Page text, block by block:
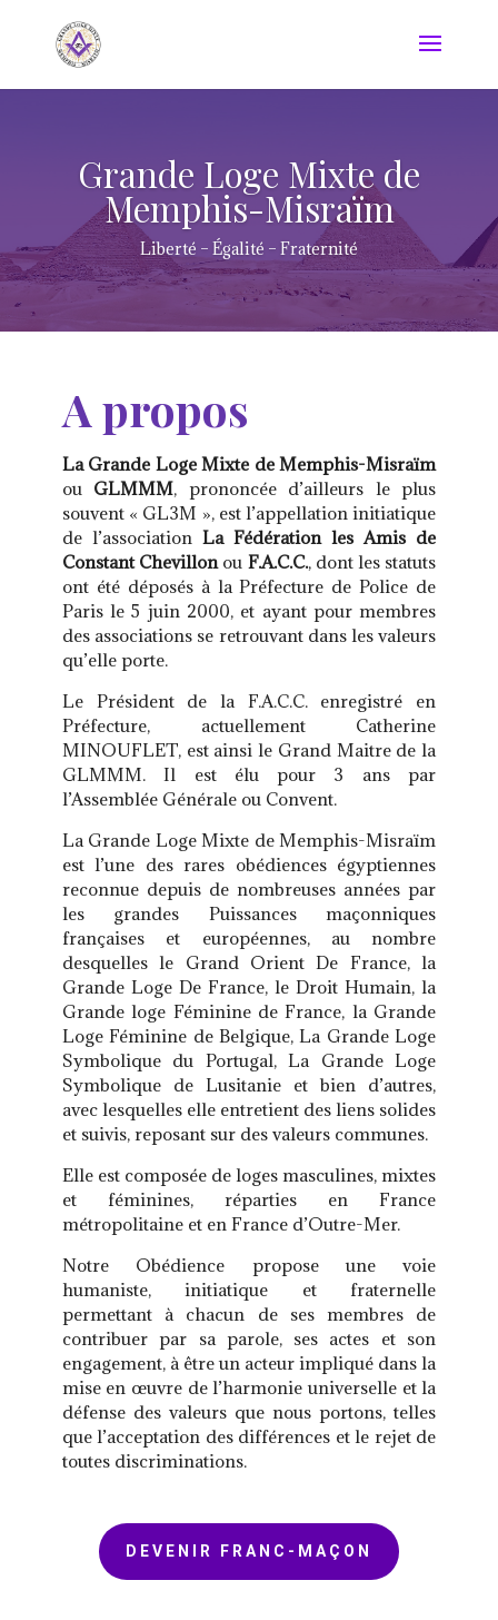
Grande Loge Mixte de
Memphis-Misraïm
Liberté – Égalité – Fraternité
A propos
La Grande Loge Mixte de Memphis-Misraïm
ou GLMMM, prononcée d’ailleurs le plus
souvent « GL3M », est l’appellation initiatique
de l’association La Fédération les Amis de
Constant Chevillonou F.A.C.C., dont les statuts
ont été déposés à la Préfecture de Police de
Paris le 5 juin 2000, et ayant pour membres
des associations se retrouvant dans les valeurs
qu’elle porte.
Le Président de la F.A.C.C. enregistré en
Préfecture, actuellement Catherine
MINOUFLET, est ainsi le Grand Maitre de la
GLMMM. Il est élu pour 3 ans par
l’Assemblée Générale ou Convent.
La Grande Loge Mixte de Memphis-Misraïm
est l’une des rares obédiences égyptiennes
reconnue depuis de nombreuses années par
les grandes Puissances maçonniques
françaises et européennes, au nombre
desquelles le Grand Orient De France, la
Grande Loge De France, le Droit Humain, la
Grande loge Féminine de France, la Grande
Loge Féminine de Belgique, La Grande Loge
Symbolique du Portugal, La Grande Loge
Symbolique de Lusitanie et bien d’autres,
avec lesquelles elle entretient des liens solides
et suivis, reposant sur des valeurs communes.
Elle est composée de loges masculines, mixtes
et féminines, réparties en France
métropolitaine et en France d’Outre-Mer.
Notre Obédience propose une voie
humaniste, initiatique et fraternelle
permettant à chacun de ses membres de
contribuer par sa parole, ses actes et son
engagement, à être un acteur impliqué dans la
mise en œuvre de l’harmonie universelle et la
défense des valeurs que nous portons, telles
que l’acceptation des différences et le rejet de
toutes discriminations.
DEVENIR FRANC-MAÇON